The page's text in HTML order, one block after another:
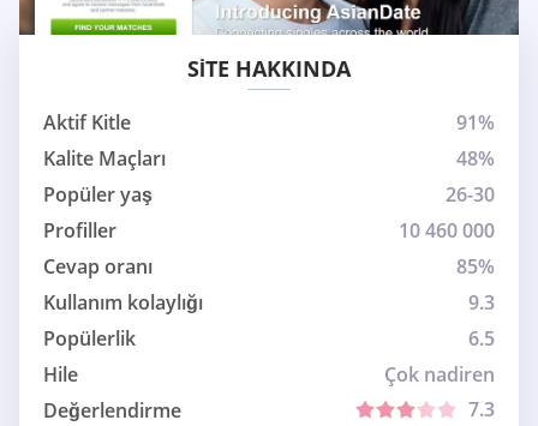
SITE HAKKINDA
Aktif Kitle
91%
Kalite Maçları
48%
Popüler yaş
26-30
Profiller
10 460 000
Cevap oranı
85%
Kullanım kolaylığı
9.3
Popülerlik
6.5
Hile
Çok nadiren
Değerlendirme
7.3